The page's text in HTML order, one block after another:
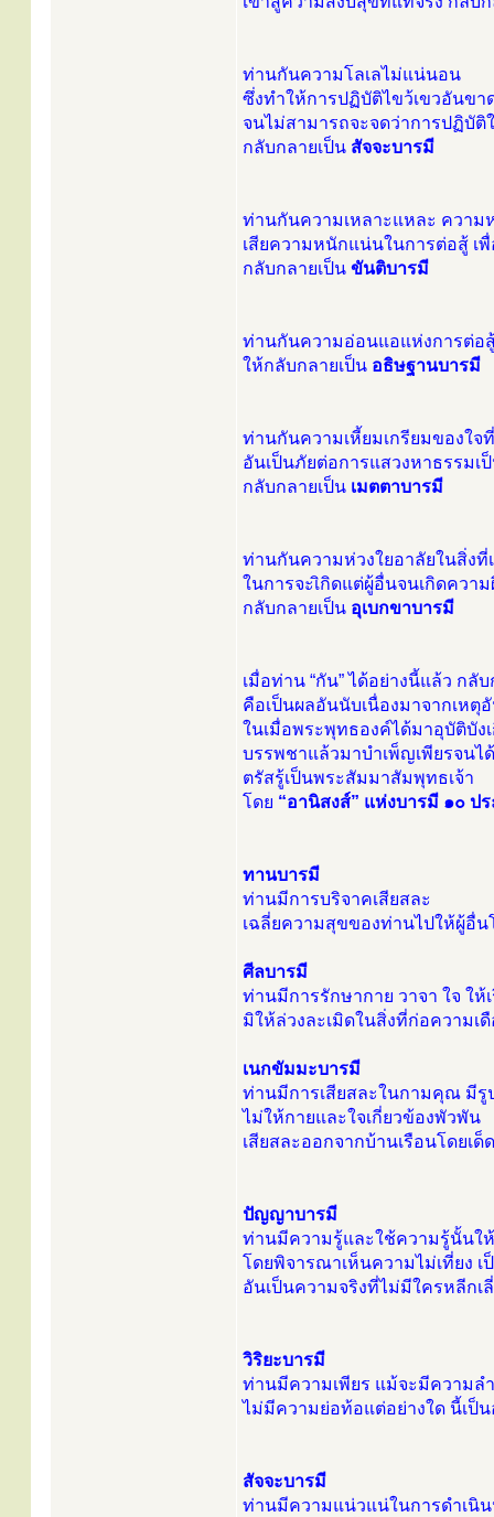
ท่านกันความโลเลไม่แน่นอน
ซึ่งทำให้การปฏิบัติไขว้เขวอันขา
จนไม่สามารถจะจดว่าการปฏิบัติ
กลับกลายเป็น สัจจะบารมี
ท่านกันความเหลาะแหละ ความ
เสียความหนักแน่นในการต่อสู้ เ
กลับกลายเป็น ขันติบารมี
ท่านกันความอ่อนแอแห่งการต่อ
ให้กลับกลายเป็น อธิษฐานบารมี
ท่านกันความเหี้ยมเกรียมของใจ
อันเป็นภัยต่อการแสวงหาธรรมเ
กลับกลายเป็น เมตตาบารมี
ท่านกันความห่วงใยอาลัยในสิ่งที่
ในการจะเิกิดแต่ผู้อื่นจนเกิดควา
กลับกลายเป็น อุเบกขาบารมี
เมื่อท่าน “กัน” ได้อย่างนี้แล้ว กลับ
คือเป็นผลอันนับเนื่องมาจากเหตุ
ในเมื่อพระพุทธองค์ได้มาอุบัติบัง
บรรพชาแล้วมาบำเพ็ญเพียรจนไ
ตรัสรู้เป็นพระสัมมาสัมพุทธเจ้า
โดย “อานิสงส์” แห่งบารมี ๑๐ ปร
ทานบารมี
ท่านมีการบริจาคเสียสละ
เฉลี่ยความสุขของท่านไปให้ผู้อื่
ศีลบารมี
ท่านมีการรักษากาย วาจา ใจ ให้
มิให้ล่วงละเมิดในสิ่งที่ก่อความ
เนกขัมมะบารมี
ท่านมีการเสียสละในกามคุณ มีรู
ไม่ให้กายและใจเกี่ยวข้องพัวพัน
เสียสละออกจากบ้านเรือนโดยเ
ปัญญาบารมี
ท่านมีความรู้และใช้ความรู้นั้นใ
โดยพิจารณาเห็นความไม่เที่ยง
อันเป็นความจริงที่ไม่มีใครหลีกเ
วิริยะบารมี
ท่านมีความเพียร แม้จะมีความล
ไม่มีความย่อท้อแต่อย่างใด นี้เป็
สัจจะบารมี
ท่านมีความแน่วแน่ในการดำเนิ